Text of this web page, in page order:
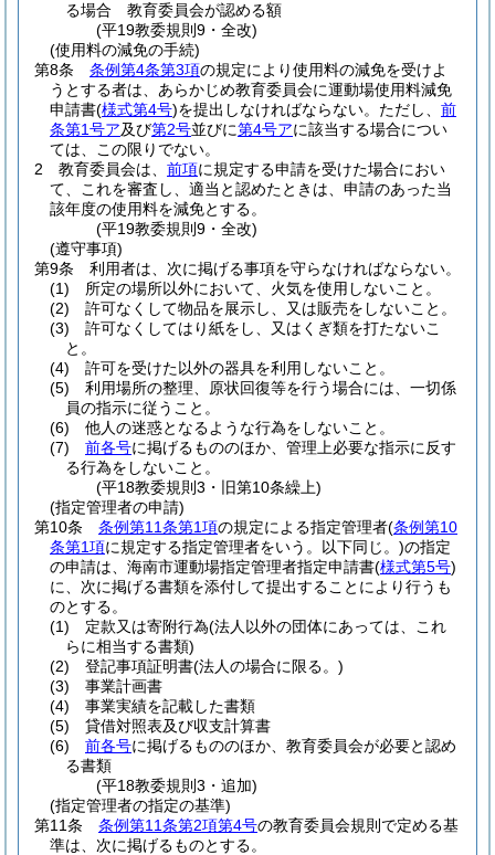
る場合 教育委員会が認める額
(平19教委規則9・全改)
(使用料の減免の手続)
第8条
条例第4条第3項の規定により使用料の減免を受けよ
うとする者は、あらかじめ教育委員会に運動場使用料減免
申請書(様式第4号)を提出しなければならない。 ただし、 前
条第1号ア及び第2号並びに第4号アに該当する場合につい
ては、この限りでない。
2
教育委員会は、 前項に規定する申請を受けた場合におい
て、これを審査し、適当と認めたときは、申請のあった当
該年度の使用料を減免とする。
(平19教委規則9・全改)
(遵守事項)
第9条
利用者は、次に掲げる事項を守らなければならない。
(1)
所定の場所以外において、火気を使用しないこと。
(2)
許可なくして物品を展示し、又は販売をしないこと。
(3)
許可なくしてはり紙をし、又はくぎ類を打たないこ
と。
(4)
許可を受けた以外の器具を利用しないこと。
(5)
利用場所の整理、原状回復等を行う場合には、一切係
員の指示に従うこと。
(6)
他人の迷惑となるような行為をしないこと。
(7)
前各号に掲げるもののほか、管理上必要な指示に反す
る行為をしないこと。
(平18教委規則3・旧第10条繰上)
(指定管理者の申請)
第10条
条例第11条第1項の規定による指定管理者(条例第10
条第1項に規定する指定管理者をいう。以下同じ。)の指定
の申請は、海南市運動場指定管理者指定申請書(様式第5号)
に、次に掲げる書類を添付して提出することにより行うも
のとする。
(1)
定款又は寄附行為(法人以外の団体にあっては、これ
らに相当する書類)
(2)
登記事項証明書(法人の場合に限る。)
(3)
事業計画書
(4)
事業実績を記載した書類
(5)
貸借対照表及び収支計算書
(6)
前各号に掲げるもののほか、教育委員会が必要と認め
る書類
(平18教委規則3・追加)
(指定管理者の指定の基準)
第11条
条例第11条第2項第4号の教育委員会規則で定める基
準は、次に掲げるものとする。